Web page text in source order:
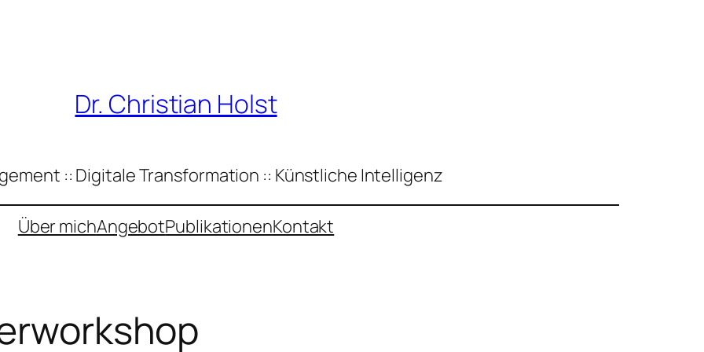
Dr. Christian Holst
:: Digitale Transformation :: Künstliche Intelligenz
Über michAngebotPublikationenKontakt